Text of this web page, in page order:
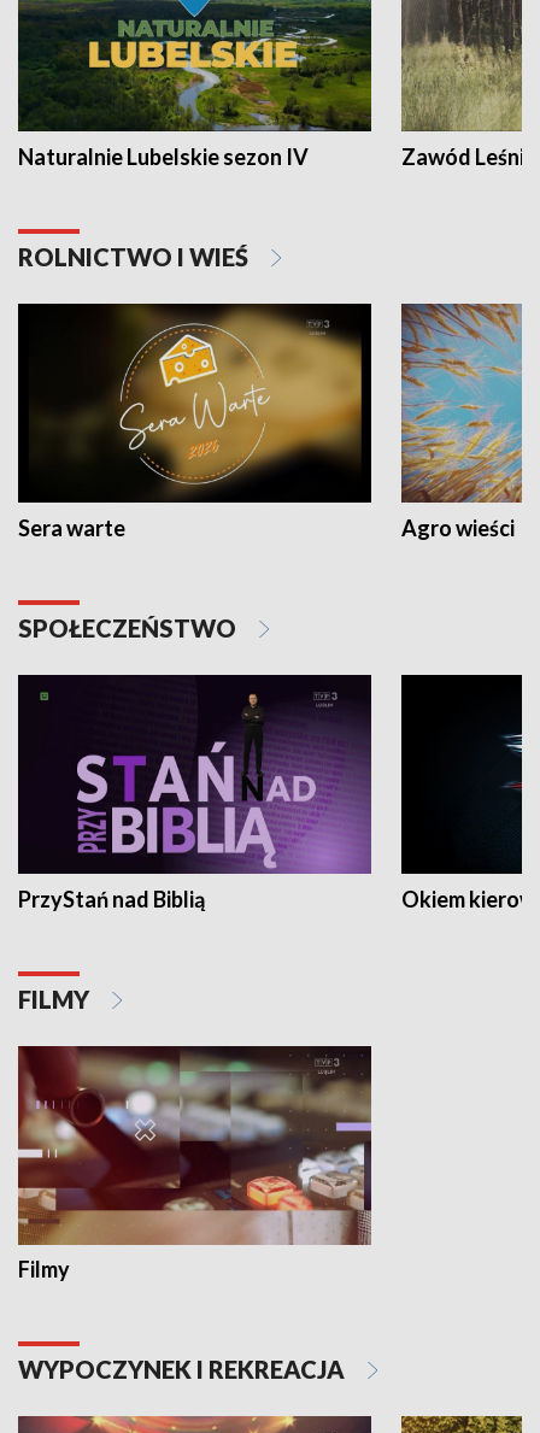
Naturalnie Lubelskie sezon IV Zawód Leśnik
ROLNICTWO I WIEŚ
Sera warte Agro wieści
SPOŁECZEŃSTWO
PrzyStań nad Biblią Okiem
FILMY
Filmy
WYPOCZYNEK I REKREACJA